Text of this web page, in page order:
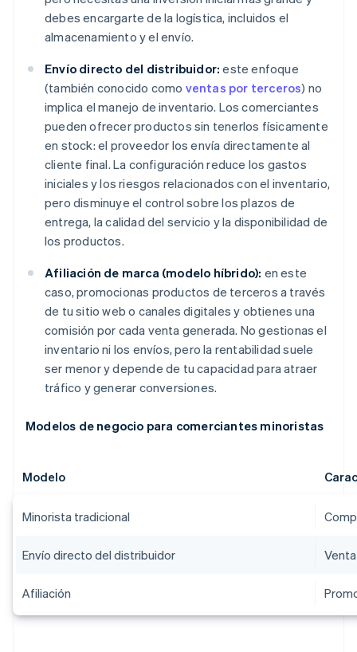
debes encargarte de la logística, incluidos el
almacenamiento y el envío.
Envío directo del distribuidor: este enfoque
(también conocido como ventas por terceros) no
implica el manejo de inventario. Los comerciantes
pueden ofrecer productos sin tenerlos físicamente
en stock: el proveedor los envía directamente al
cliente final. La configuración reduce los gastos
iniciales y los riesgos relacionados con el inventario,
pero disminuye el control sobre los plazos de
entrega, la calidad del servicio y la disponibilidad de
los productos.
Afiliación de marca (modelo híbrido): en este
caso, promocionas productos de terceros a través
de tu sitio web o canales digitales y obtienes una
comisión por cada venta generada. No gestionas el
inventario ni los envíos, pero la rentabilidad suele
ser menor y depende de tu capacidad para atraer
tráfico y generar conversiones.
Modelos de negocio para comerciantes minoristas
Modelo
Minorista tradicional
Envío directo del distribuidor
Afiliación